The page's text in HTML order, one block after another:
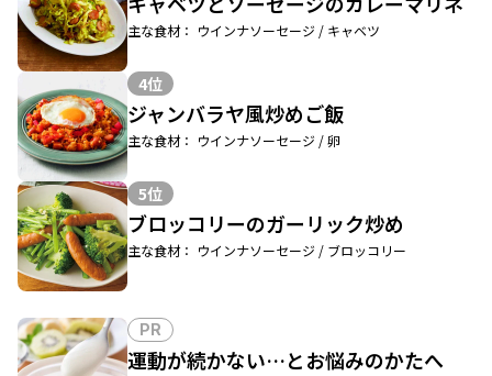
主な食材： ウインナソーセージ / キャベツ
4位
ジャンバラヤ風炒めご飯
主な食材： ウインナソーセージ / 卵
5位
ブロッコリーのガーリック炒め
主な食材： ウインナソーセージ / ブロッコリー
PR
運動が続かない…とお悩みのかたへ